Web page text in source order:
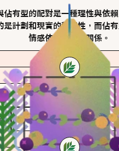
佔有型的配對是一種理性與依
是計劃和現實的穩定性，而佔
情感依賴來維護關係。
儲存我的結果圖
查看香氛類型全